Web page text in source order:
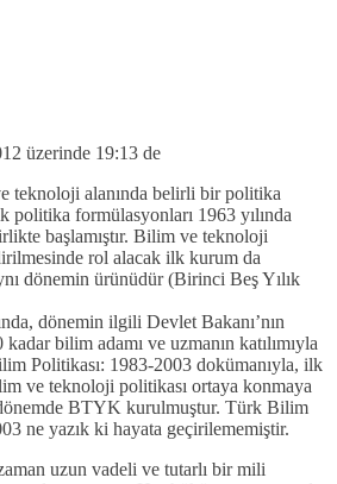
üzerinde 19:13 de
teknoloji alanında belirli bir politika
politika formülasyonları 1963 yılında
başlamıştır. Bilim ve teknoloji
rol alacak ilk kurum da
dönemin ürünüdür (Birinci Beş Yılık
dönemin ilgili Devlet Bakanı’nın
bilim adamı ve uzmanın katılımıyla
Politikası: 1983-2003 dokümanıyla, ilk
ve teknoloji politikası ortaya konmaya
dönemde BTYK kurulmuştur. Türk Bilim
ne yazık ki hayata geçirilememiştir.
uzun vadeli ve tutarlı bir mili